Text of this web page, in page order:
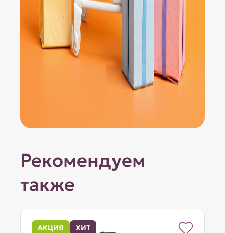
Рекомендуем
также
АКЦИЯ ХИТ